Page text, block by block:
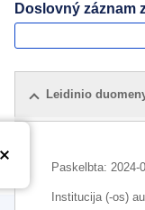
Doslovný záznam
Leidinio
Paskelbta: 2024-
Institucija (-os)